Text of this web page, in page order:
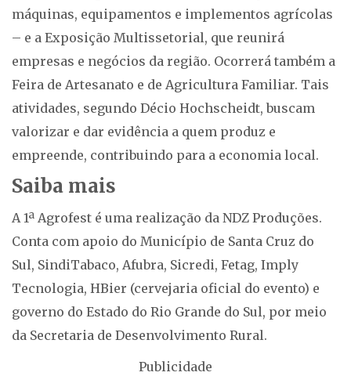
máquinas, equipamentos e implementos agrícolas
– e a Exposição Multissetorial, que reunirá
empresas e negócios da região. Ocorrerá também a
Feira de Artesanato e de Agricultura Familiar. Tais
atividades, segundo Décio Hochscheidt, buscam
valorizar e dar evidência a quem produz e
empreende, contribuindo para a economia local.
Saiba mais
A 1ª Agrofest é uma realização da NDZ Produções.
Conta com apoio do Município de Santa Cruz do
Sul, SindiTabaco, Afubra, Sicredi, Fetag, Imply
Tecnologia, HBier (cervejaria oficial do evento) e
governo do Estado do Rio Grande do Sul, por meio
da Secretaria de Desenvolvimento Rural.
Publicidade